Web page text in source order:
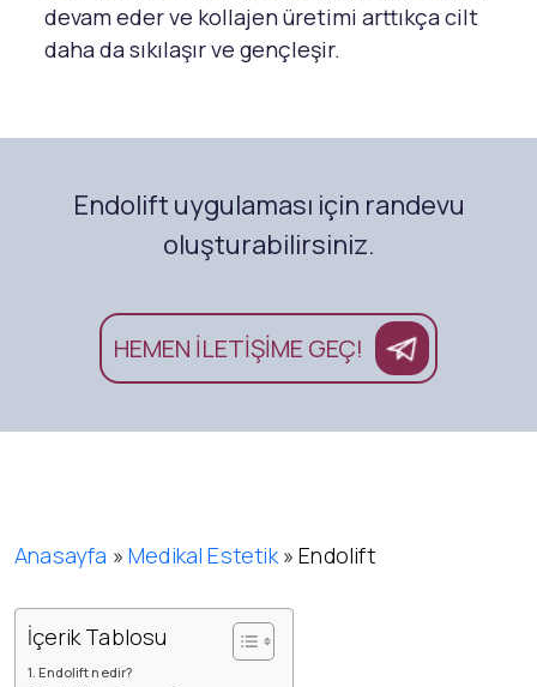
devam eder ve kollajen üretimi arttıkça cilt
daha da sıkılaşır ve gençleşir.
Endolift uygulaması için randevu
oluşturabilirsiniz.
HEMEN İLETİŞİME GEÇ!
Anasayfa » Medikal Estetik»Endolift
İçerik Tablosu
Endolift nedir?